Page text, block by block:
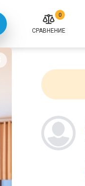
0
СРАВНЕНИЕ